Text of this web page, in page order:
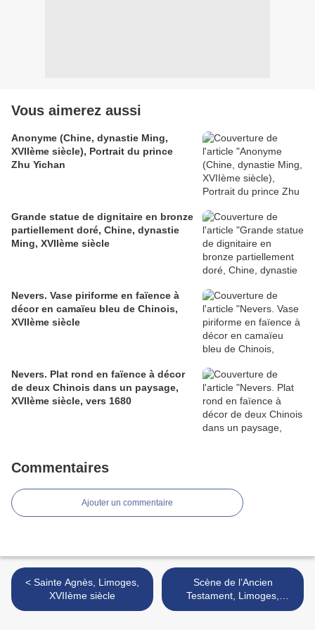
Vous aimerez aussi
Anonyme (Chine, dynastie Ming,
XVIIème siècle), Portrait du prince
Zhu Yichan
Grande statue de dignitaire en bronze
partiellement doré, Chine, dynastie
Ming, XVIIème siècle
Nevers. Vase piriforme en faïence à
décor en camaïeu bleu de Chinois,
XVIIème siècle
Nevers. Plat rond en faïence à décor
de deux Chinois dans un paysage,
XVIIème siècle, vers 1680
Commentaires
Ajouter un commentaire
< Sainte Agnès, Limoges,
XVIIème siècle
Scène de l’Ancien
Testament, Limoges,
XVIIème siècle >